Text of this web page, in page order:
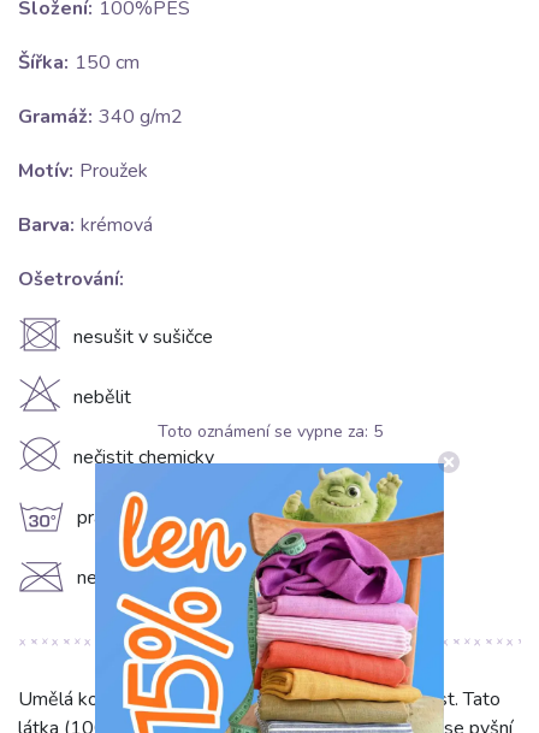
Složení: 100%PES
Šířka: 150 cm
Gramáž: 340 g/m2
Motív: Proužek
Barva: krémová
Ošetrování:
U nesušit v sušičce
H nebělit
K nečistit chemicky
g prát na 30°C
C nežehlit
Umělá kožešina Stripes ecru přináší luxus a hřejivost. Tato
Toto oznámení se vypne za: 5